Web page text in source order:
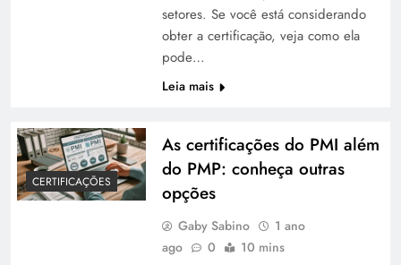
setores. Se você está considerando
obter a certificação, veja como ela
pode…
Leia mais
CERTIFICAÇÕES
As certificações do PMI além
do PMP: conheça outras
opções
Gaby Sabino
1 ano
ago
0 10 mins